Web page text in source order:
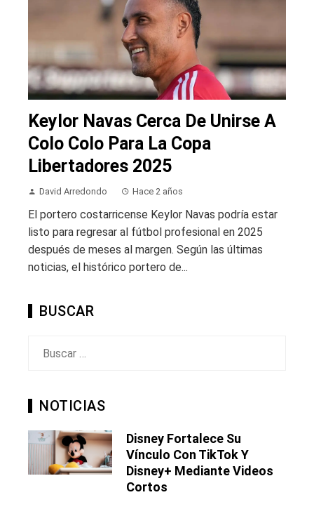
Keylor Navas Cerca De Unirse A
Colo Colo Para La Copa
Libertadores 2025
David Arredondo Hace 2 años
El portero costarricense Keylor Navas podría estar
listo para regresar al fútbol profesional en 2025
después de meses al margen. Según las últimas
noticias, el histórico portero de...
BUSCAR
NOTICIAS
Disney Fortalece Su
Vínculo Con TikTok Y
Disney+ Mediante Videos
Cortos